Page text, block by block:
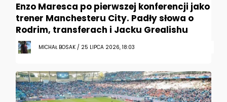
Enzo Maresca po pierwszej konferencji jako
trener Manchesteru City. Padły słowa o
Rodrim, transferach i Jacku Grealishu
MICHAŁ BOSAK / 25 LIPCA 2026, 18:03